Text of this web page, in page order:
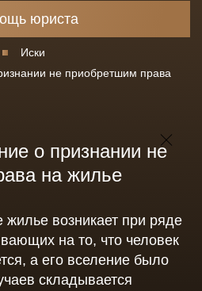
юриста
Иски
не приобретшим права
о признании не
на жилье
возникает при ряде
на то, что человек
а его вселение было
складывается